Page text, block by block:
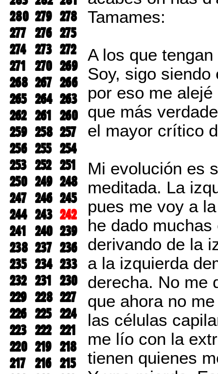
280 279 278
277 276 275
274 273 272
271 270 269
268 267 266
265 264 263
262 261 260
259 258 257
256 255 254
253 252 251
250 249 248
247 246 245
244 243 242
241 240 239
238 237 236
235 234 233
232 231 230
229 228 227
226 225 224
223 222 221
220 219 218
217 216 215
Tamames:
A los que
Soy, sigo
por eso me
que más
el mayor crítico
Mi evolución es
meditada. La
pues me voy a
he dado
derivando de la
a la izquierda
derecha. No me
que ahora no
las células
me lío con la
tienen quienes